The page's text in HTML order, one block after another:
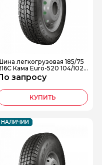
легкогрузовая 185/75
Кама Euro-520 104/102R
запросу
КУПИТЬ
НАЛИЧИИ